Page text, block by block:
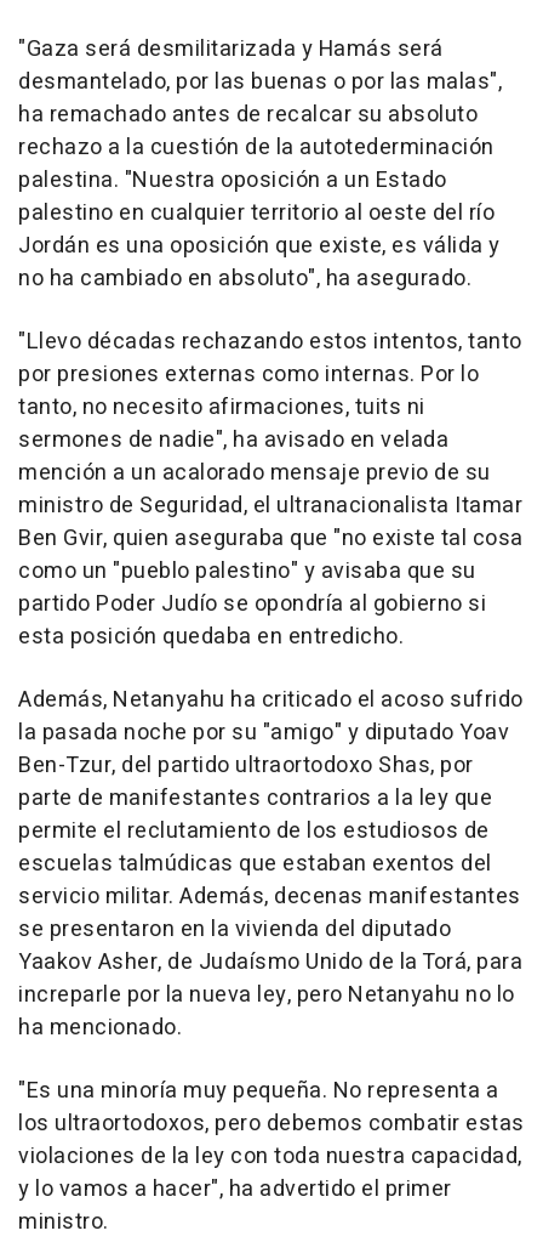
"Gaza será desmilitarizada y Hamás será
desmantelado, por las buenas o por las malas",
ha remachado antes de recalcar su absoluto
rechazo a la cuestión de la autotederminación
palestina. "Nuestra oposición a un Estado
palestino en cualquier territorio al oeste del río
Jordán es una oposición que existe, es válida y
no ha cambiado en absoluto", ha asegurado.
"Llevo décadas rechazando estos intentos, tanto
por presiones externas como internas. Por lo
tanto, no necesito afirmaciones, tuits ni
sermones de nadie", ha avisado en velada
mención a un acalorado mensaje previo de su
ministro de Seguridad, el ultranacionalista Itamar
Ben Gvir, quien aseguraba que "no existe tal cosa
como un "pueblo palestino" y avisaba que su
partido Poder Judío se opondría al gobierno si
esta posición quedaba en entredicho.
Además, Netanyahu ha criticado el acoso sufrido
la pasada noche por su "amigo" y diputado Yoav
Ben-Tzur, del partido ultraortodoxo Shas, por
parte de manifestantes contrarios a la ley que
permite el reclutamiento de los estudiosos de
escuelas talmúdicas que estaban exentos del
servicio militar. Además, decenas manifestantes
se presentaron en la vivienda del diputado
Yaakov Asher, de Judaísmo Unido de la Torá, para
increparle por la nueva ley, pero Netanyahu no lo
ha mencionado.
"Es una minoría muy pequeña. No representa a
los ultraortodoxos, pero debemos combatir estas
violaciones de la ley con toda nuestra capacidad,
y lo vamos a hacer", ha advertido el primer
ministro.